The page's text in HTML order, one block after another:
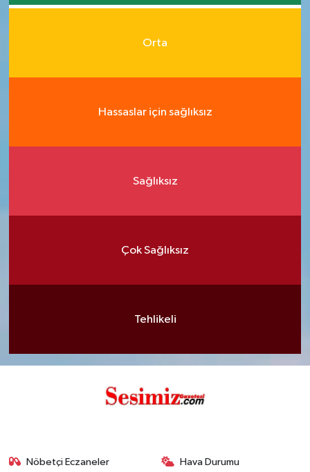
Orta
Hassaslar için sağlıksız
Sağlıksız
Çok Sağlıksız
Tehlikeli
Nöbetçi Eczaneler Hava Durumu